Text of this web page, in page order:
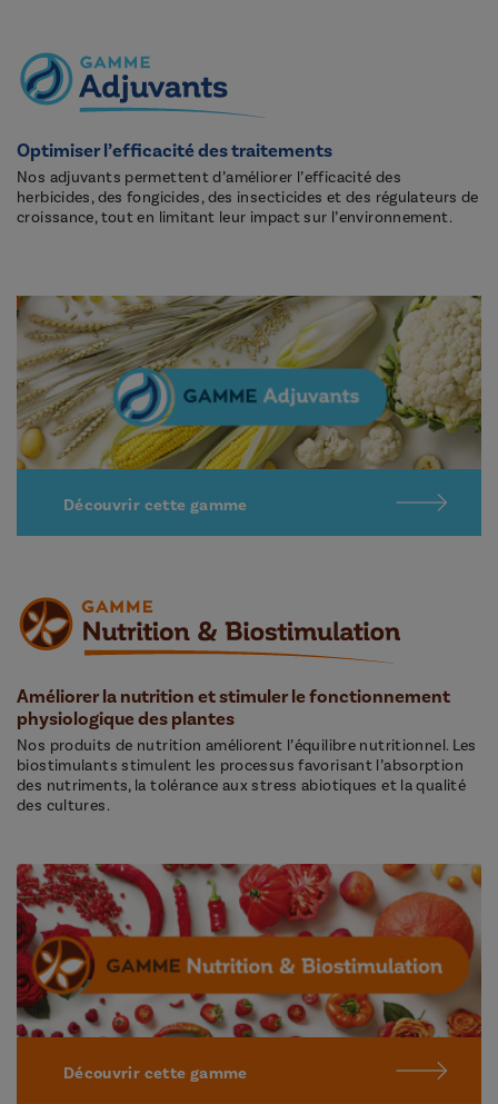
Optimiser l’efficacité des traitements
Nos adjuvants permettent d’améliorer l’efficacité des
herbicides, des fongicides, des insecticides et des régulateurs de
croissance, tout en limitant leur impact sur l’environnement.
Découvrir cette gamme
Améliorer la nutrition et stimuler le fonctionnement
physiologique des plantes
Nos produits de nutrition améliorent l’équilibre nutritionnel. Les
biostimulants stimulent les processus favorisant l’absorption
des nutriments, la tolérance aux stress abiotiques et la qualité
des cultures.
Découvrir cette gamme